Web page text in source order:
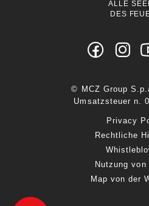
ALLE
DES
Privacy
Rechtliche
Nutzung von
Map von der
© MCZ Group
Umsatzsteuer n.